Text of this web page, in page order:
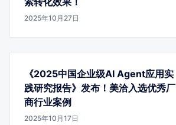
2025年10月27日
《2025中国企业级AI Agent应用实
践研究报告》发布！美洽入选优秀厂
商行业案例
2025年10月17日